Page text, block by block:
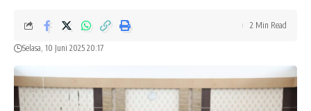
Selasa, 10 Juni 2025 20:17
2 Min Read